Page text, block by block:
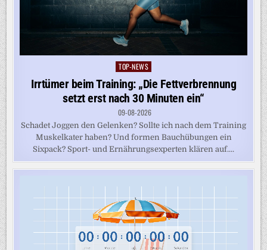
Posted
in
TOP-NEWS
Irrtümer beim Training: „Die Fettverbrennung
setzt erst nach 30 Minuten ein“
09-08-2026
Schadet Joggen den Gelenken? Sollte ich nach dem Training
Muskelkater haben? Und formen Bauchübungen ein
Sixpack? Sport- und Ernährungsexperten klären auf....